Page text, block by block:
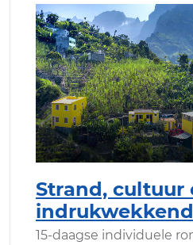
Strand, cultuur
15-daagse individuele